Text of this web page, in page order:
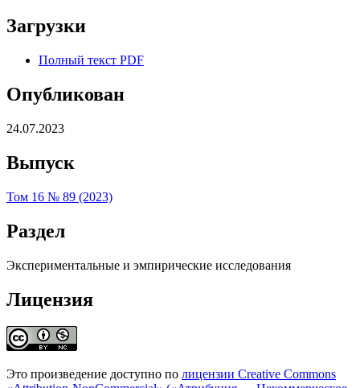
Загрузки
Полный текст PDF
Опубликован
24.07.2023
Выпуск
Том 16 № 89 (2023)
Раздел
Экспериментальные и эмпирические исследования
Лицензия
Это произведение доступно по лицензии Creative Commons